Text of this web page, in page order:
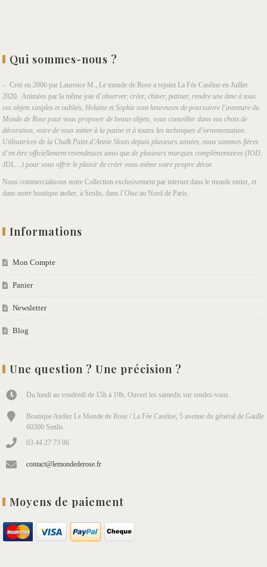
Qui sommes-nous ?
– Créé en 2006 par Laurence M., Le monde de Rose a rejoint La Fée Caséine en Juillet
2020. Animées par la même joie d’observer, créer, chiner, patiner, rendre une âme à tous
ces objets simples et oubliés, Helaine et Sophie sont heureuses de poursuivre l’aventure du
Monde de Rose pour vous proposer de beaux objets, vous conseiller dans vos choix de
décoration, voire de vous initier à la patine et à toutes les techniques d’ornementation.
Utilisatrices de la Chalk Paint d’Annie Sloan depuis plusieurs années, nous sommes fières
d’en être officiellement revendeuses ainsi que de plusieurs marques complémentaires (IOD,
JDL…) pour vous offrir le plaisir de créer vous-même votre propre décor.
Nous commercialisons notre Collection exclusivement par internet dans le monde entier, et
dans notre boutique atelier, à Senlis, dans l’Oise au Nord de Paris.
Informations
Mon Compte
Panier
Newsletter
Blog
Une question ? Une précision ?
Du lundi au vendredi de 15h à 19h. Ouvert les samedis sur rendez-vous.
Boutique Atelier Le Monde de Rose / La Fée Caséine, 5 avenue du général de Gaulle
60300 Senlis
03 44 27 73 06
contact@lemondederose.fr
Moyens de paiement